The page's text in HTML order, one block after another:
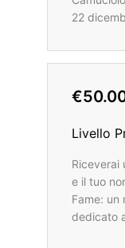
22
Livello
Riceverai
e il tuo
Fame: un
dedicato